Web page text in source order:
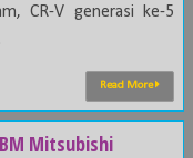
CR-V generasi ke-5
Read More
Mitsubishi